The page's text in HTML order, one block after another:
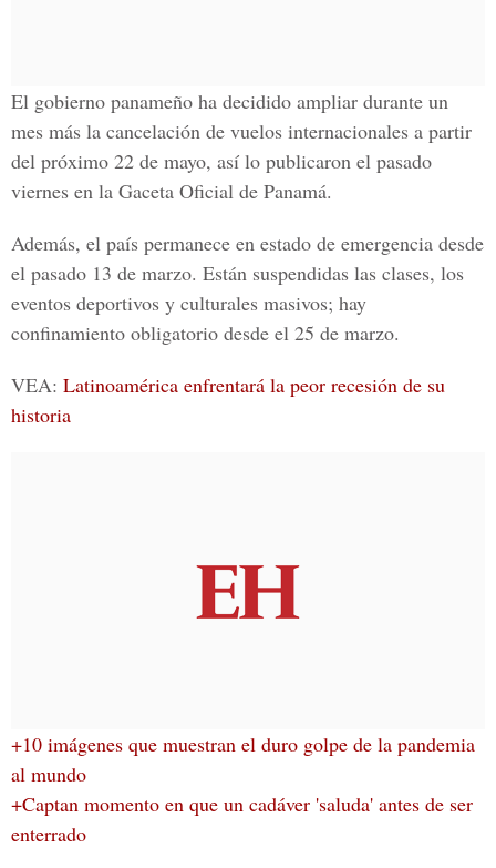
El gobierno panameño ha decidido ampliar durante un
mes más la cancelación de vuelos internacionales a partir
del próximo 22 de mayo, así lo publicaron el pasado
viernes en la Gaceta Oficial de Panamá.
Además, el país permanece en estado de emergencia desde
el pasado 13 de marzo. Están suspendidas las clases, los
eventos deportivos y culturales masivos; hay
confinamiento obligatorio desde el 25 de marzo.
VEA: Latinoamérica enfrentará la peor recesión de su
historia
+10 imágenes que muestran el duro golpe de la pandemia
al mundo
+Captan momento en que un cadáver 'saluda' antes de ser
enterrado